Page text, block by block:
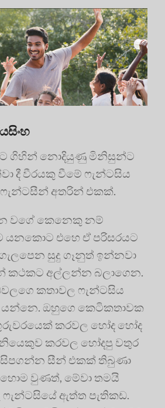
ගිහින් නොදියුණු මිනිසුන්ට
දී වීරයකු වීමේ ෆැන්ටසිය
ෆැන්ටසීන් අතරින් එකක්.
වගේ කෙනෙකු නම්
යනකොට එහෙ ඒ පරිසරයට
සුදු ගෑනුත් ඉන්නවා
කථකට අල්ලන්න බලාගෙන.
කතාවල ෆැන්ටසිය
ඔහුගෙ කෙටිකතාවක
කරවල හෝද හෝද
කරවල හෝදපු වතුර
සීන් එකක් තිබුණා
වුණත්, මේවා තමයි
ෆැන්ටසියේ ඇත්ත පැතිකඩ.